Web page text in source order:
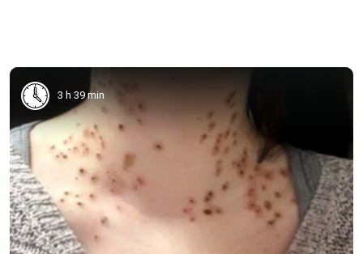
3 h 39 min